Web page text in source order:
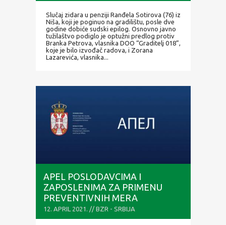
Slučaj zidara u penziji Ranđela Sotirova (76) iz
Niša, koji je poginuo na gradilištu, posle dve
godine dobiće sudski epilog. Osnovno javno
tužilaštvo podiglo je optužni predlog protiv
Branka Petrova, vlasnika DOO “Graditelj 018”,
koje je bilo izvođač radova, i Zorana
Lazarevića, vlasnika...
APEL POSLODAVCIMA I
ZAPOSLENIMA ZA PRIMENU
PREVENTIVNIH MERA
BEZBEDNOSTI I ZDRAVLJA NA
RADU
12. APRIL 2021. // BZR - SRBIJA